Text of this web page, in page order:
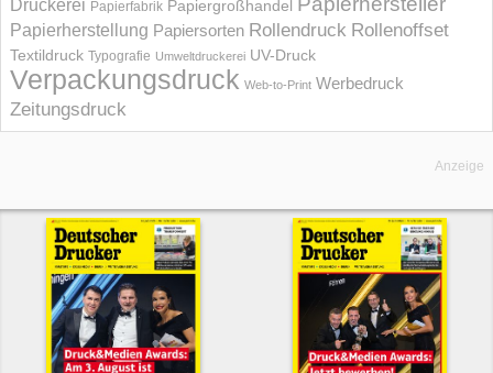
Druckerei Papierfabrik Papiergroßhandel
Papierherstellung Papiersorten Rollendruck Rollenoffset
Textildruck Typografie Umweltdruckerei UV-Druck
Verpackungsdruck Web-to-Print Werbedruck
Zeitungsdruck
Anzeige